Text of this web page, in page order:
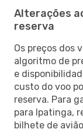
Alterações
reserva
Os preços dos
algoritmo de
e
custo do voo
reserva. Para
para Ipatinga,
bilhete de